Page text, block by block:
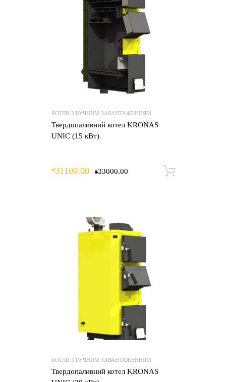
КОТЛИ З РУЧНИМ ЗАВАНТАЖЕННЯМ
Твердопаливний котел KRONAS
UNIC (15 кВт)
₴33000.00
₴31100.00
КОТЛИ З РУЧНИМ ЗАВАНТАЖЕННЯМ
Твердопаливний котел KRONAS